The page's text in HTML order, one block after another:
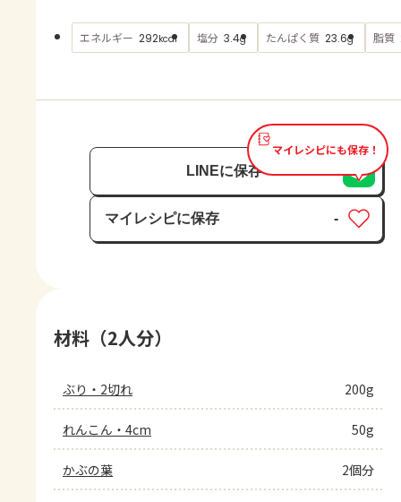
AJINOMOTO PARK とは
エネルギー 292kcal 塩分 3.4g たんぱく質 23.6g 脂質
マイレシピにも保存！
LINEに保存
マイレシピに保存
保存済み
-
材料（2人分）
ぶり・2切れ 200g
れんこん・4cm 50g
かぶの葉 2個分